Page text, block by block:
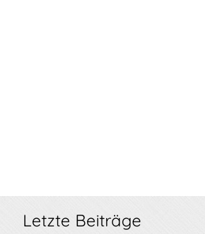
Letzte Beiträge